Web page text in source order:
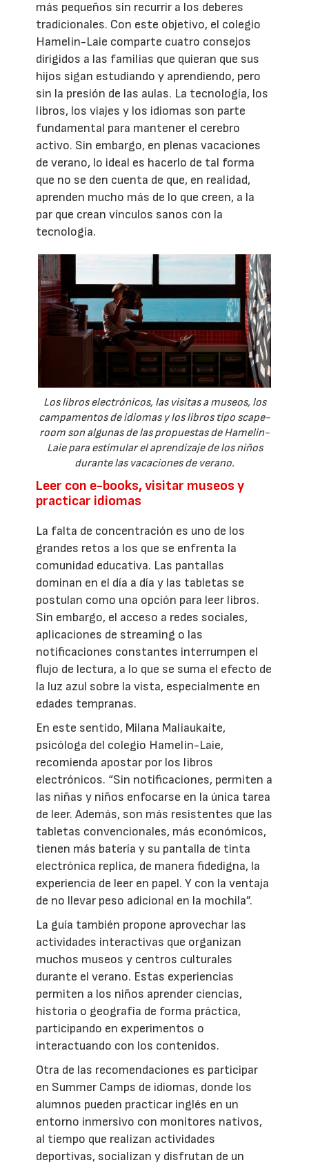
más pequeños sin recurrir a los deberes
tradicionales. Con este objetivo, el colegio
Hamelin-Laie comparte cuatro consejos
dirigidos a las familias que quieran que sus
hijos sigan estudiando y aprendiendo, pero
sin la presión de las aulas. La tecnología, los
libros, los viajes y los idiomas son parte
fundamental para mantener el cerebro
activo. Sin embargo, en plenas vacaciones
de verano, lo ideal es hacerlo de tal forma
que no se den cuenta de que, en realidad,
aprenden mucho más de lo que creen, a la
par que crean vínculos sanos con la
tecnología.
Los libros electrónicos, las visitas a museos, los
campamentos de idiomas y los libros tipo scape-
room son algunas de las propuestas de Hamelin-
Laie para estimular el aprendizaje de los niños
durante las vacaciones de verano.
Leer con e-books, visitar museos y
practicar idiomas
La falta de concentración es uno de los
grandes retos a los que se enfrenta la
comunidad educativa. Las pantallas
dominan en el día a día y las tabletas se
postulan como una opción para leer libros.
Sin embargo, el acceso a redes sociales,
aplicaciones de streaming o las
notificaciones constantes interrumpen el
flujo de lectura, a lo que se suma el efecto de
la luz azul sobre la vista, especialmente en
edades tempranas.
En este sentido, Milana Maliaukaite,
psicóloga del colegio Hamelin-Laie,
recomienda apostar por los libros
electrónicos. “Sin notificaciones, permiten a
las niñas y niños enfocarse en la única tarea
de leer. Además, son más resistentes que las
tabletas convencionales, más económicos,
tienen más batería y su pantalla de tinta
electrónica replica, de manera fidedigna, la
experiencia de leer en papel. Y con la ventaja
de no llevar peso adicional en la mochila”.
La guía también propone aprovechar las
actividades interactivas que organizan
muchos museos y centros culturales
durante el verano. Estas experiencias
permiten a los niños aprender ciencias,
historia o geografía de forma práctica,
participando en experimentos o
interactuando con los contenidos.
Otra de las recomendaciones es participar
en Summer Camps de idiomas, donde los
alumnos pueden practicar inglés en un
entorno inmersivo con monitores nativos,
al tiempo que realizan actividades
deportivas, socializan y disfrutan de un